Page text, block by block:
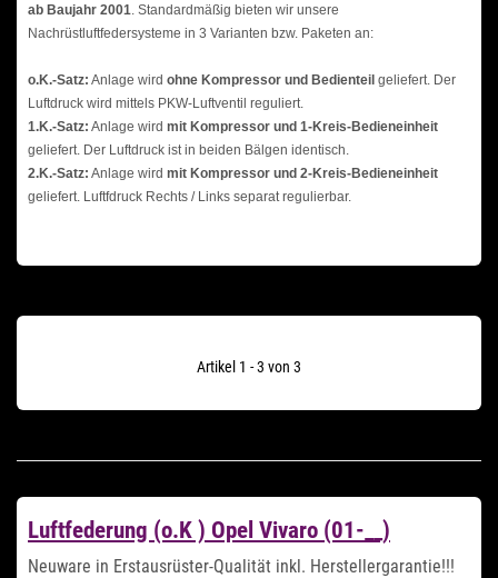
ab Baujahr 2001 . Standardmäßig bieten wir unsere
Nachrüstluftfedersysteme in 3 Varianten bzw. Paketen an:
o.K.-Satz: Anlage wird ohne Kompressor und Bedienteil geliefert. Der
Luftdruck wird mittels PKW-Luftventil reguliert.
1.K.-Satz: Anlage wird mit Kompressor und 1-Kreis-Bedieneinheit
geliefert. Der Luftdruck ist in beiden Bälgen identisch.
2.K.-Satz: Anlage wird mit Kompressor und 2-Kreis-Bedieneinheit
geliefert. Luftfdruck Rechts / Links separat regulierbar.
Artikel 1 - 3 von 3
Luftfederung (o.K ) Opel Vivaro (01-__)
Neuware in Erstausrüster-Qualität inkl. Herstellergarantie!!!